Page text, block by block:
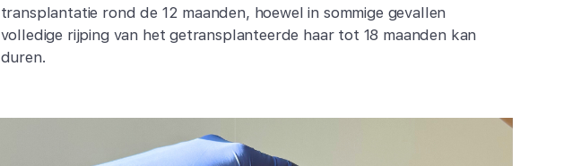
transplantatie rond de 12 maanden, hoewel in sommige gevallen
volledige rijping van het getransplanteerde haar tot 18 maanden kan
duren.